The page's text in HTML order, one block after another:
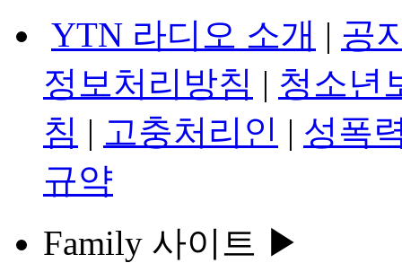
YTN 라디오 소개 | 공
정보처리방침 | 청소년
침 | 고충처리인 | 성폭
규약
Family 사이트 ▶